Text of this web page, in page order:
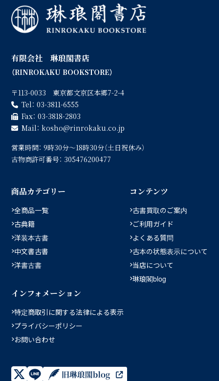
有限会社 琳琅閣書店
（RINROKAKU BOOKSTORE）
〒113-0033 東京都文京区本郷7-2-4
Tel： 03-3811-6555
Fax： 03-3818-2803
Mail： kosho
rinrokaku.co.jp
営業時間： 9時30分〜18時30分（土日祝休み）
古物商許可番号： 305476200477
商品カテゴリー
全商品一覧
古典籍
洋装本古書
中文書古書
洋書古書
コンテンツ
古書買取のご案内
ご利用ガイド
よくある質問
古本の状態表示について
当店について
琳琅閣blog
インフォメーション
特定商取引に関する法律による表示
プライバシーポリシー
お問い合わせ